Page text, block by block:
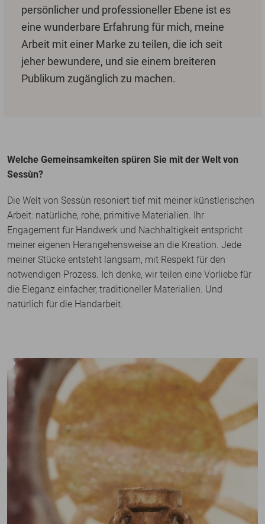
persönlicher und professioneller Ebene ist es
eine wunderbare Erfahrung für mich, meine
Arbeit mit einer Marke zu teilen, die ich seit
jeher bewundere, und sie einem breiteren
Publikum zugänglich zu machen.
Welche Gemeinsamkeiten spüren Sie mit der Welt von
Sessùn?
Die Welt von Sessùn resoniert tief mit meiner künstlerischen
Arbeit: natürliche, rohe, primitive Materialien. Ihr
Engagement für Handwerk und Nachhaltigkeit entspricht
meiner eigenen Herangehensweise an die Kreation. Jede
meiner Stücke entsteht langsam, mit Respekt für den
notwendigen Prozess. Ich denke, wir teilen eine Vorliebe für
die Eleganz einfacher, traditioneller Materialien. Und
natürlich für die Handarbeit.